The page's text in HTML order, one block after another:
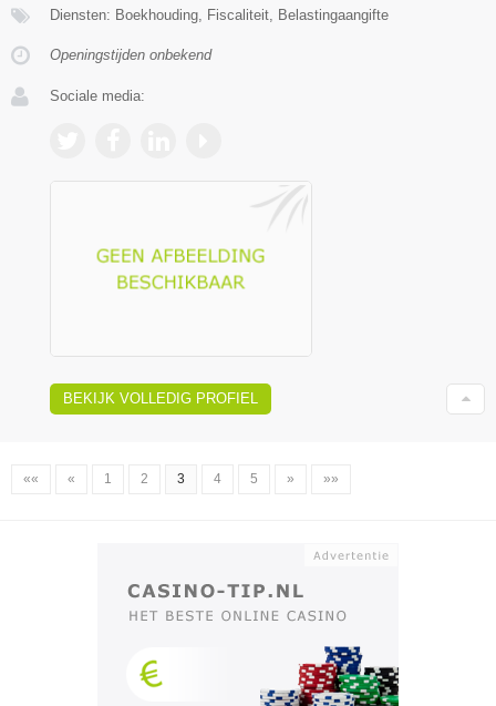
Diensten: Boekhouding, Fiscaliteit, Belastingaangifte
Openingstijden onbekend
Sociale media:
BEKIJK VOLLEDIG PROFIEL
«« « 1 2 3 4 5 » »»